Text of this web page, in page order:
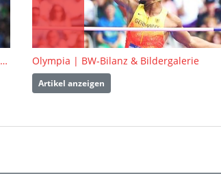
Malaika Mihambo und Yemisi Ogunleye für Wahl zu "Europas Leichtathletin des Jahres" nominiert Olympia | BW-Bilanz & Bildergalerie
Artikel anzeigen